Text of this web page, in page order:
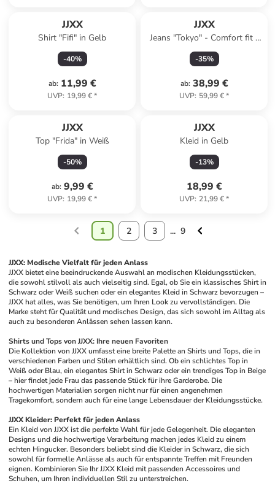
JJXX
Shirt "Fifi" in Gelb
-40%
ab: 11,99 €
UVP: 19,99 €*
JJXX
Jeans "Tokyo" - Comfort fit -
in Blau
-35%
ab: 38,99 €
UVP: 59,99 €*
JJXX
Top "Frida" in Weiß
-50%
ab: 9,99 €
UVP: 19,99 €*
JJXX
Kleid in Gelb
-13%
18,99 €
UVP: 21,99 €*
1 2 3 ... 9
JJXX: Modische Vielfalt für jeden Anlass
JJXX bietet eine beeindruckende Auswahl an modischen Kleidungsstücken,
die sowohl stilvoll als auch vielseitig sind. Egal, ob Sie ein klassisches Shirt in
Schwarz oder Weiß suchen oder ein elegantes Kleid in Schwarz bevorzugen –
JJXX hat alles, was Sie benötigen, um Ihren Look zu vervollständigen. Die
Marke steht für Qualität und modisches Design, das sich sowohl im Alltag als
auch zu besonderen Anlässen sehen lassen kann.
Shirts und Tops von JJXX: Ihre neuen Favoriten
Die Kollektion von JJXX umfasst eine breite Palette an Shirts und Tops, die in
verschiedenen Farben und Stilen erhältlich sind. Ob ein schlichtes Top in
Weiß oder Blau, ein elegantes Shirt in Schwarz oder ein trendiges Top in Beige
– hier findet jede Frau das passende Stück für ihre Garderobe. Die
hochwertigen Materialien sorgen nicht nur für einen angenehmen
Tragekomfort, sondern auch für eine lange Lebensdauer der Kleidungsstücke.
JJXX Kleider: Perfekt für jeden Anlass
Ein Kleid von JJXX ist die perfekte Wahl für jede Gelegenheit. Die eleganten
Designs und die hochwertige Verarbeitung machen jedes Kleid zu einem
echten Hingucker. Besonders beliebt sind die Kleider in Schwarz, die sich
sowohl für formelle Anlässe als auch für entspannte Treffen mit Freunden
eignen. Kombinieren Sie Ihr JJXX Kleid mit passenden Accessoires und
Schuhen, um Ihren individuellen Stil zu unterstreichen.